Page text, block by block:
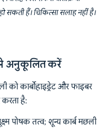
हो सकती हैं। चिकित्सा सलाह नहीं है।
अनुकूलित करें
कार्बोहाइड्रेट और फाइबर
करता है:
पोषक तत्व; शून्य कार्ब मछली